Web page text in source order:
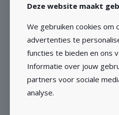
Comfi Grinder
Deze website maakt
We gebruiken cookies om
advertenties te
functies te bieden en ons
Informatie over jouw
partners voor sociale
analyse.